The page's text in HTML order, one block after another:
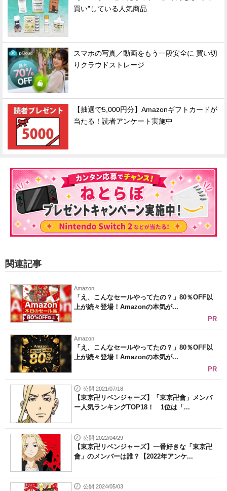
買い"している人気商品
スマホの写真／動画をもう一段安全に 買い切
りクラウドストレージ
【抽選で5,000円分】Amazonギフトカードが
当たる！読者アンケート実施中
関連記事
Amazon
「え、こんなセールやってたの？」80％OFF以
上が続々登場！Amazonの本気が...
PR
Amazon
「え、こんなセールやってたの？」80％OFF以
上が続々登場！Amazonの本気が...
PR
公開 2021/07/18
【東京卍リベンジャーズ】「東京卍會」メンバ
ー人気ランキングTOP18！ 1位は「...
公開 2022/04/29
【東京卍リベンジャーズ】一番好きな「東京卍
會」のメンバーは誰？【2022年アンケ...
公開 2024/05/03